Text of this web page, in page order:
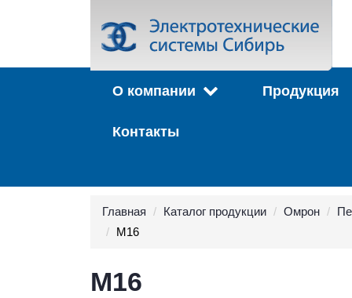
О компании Продукция
Контакты
Главная Каталог продукции Омрон
M16
M16